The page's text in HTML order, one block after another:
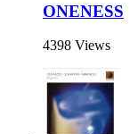
ONENESS
4398 Views